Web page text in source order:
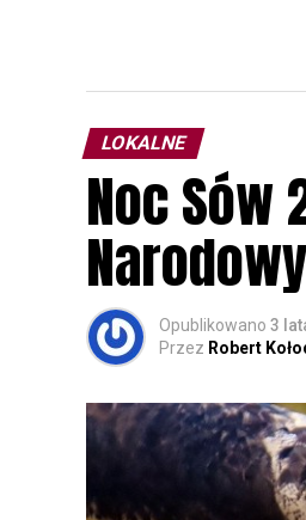
LOKALNE
Noc Sów
Opublikowano 3
Przez Robert